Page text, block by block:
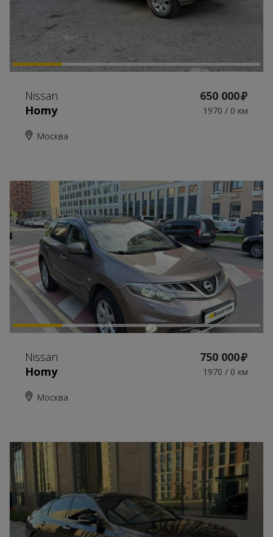
Nissan
650 000
Homy
1970 / 0 км
Москва
Nissan
750 000
Homy
1970 / 0 км
Москва